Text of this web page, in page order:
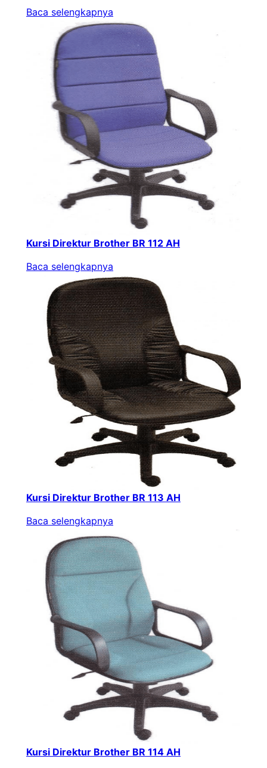
Baca selengkapnya
Kursi Direktur Brother BR 112 AH
Baca selengkapnya
Kursi Direktur Brother BR 113 AH
Baca selengkapnya
Kursi Direktur Brother BR 114 AH